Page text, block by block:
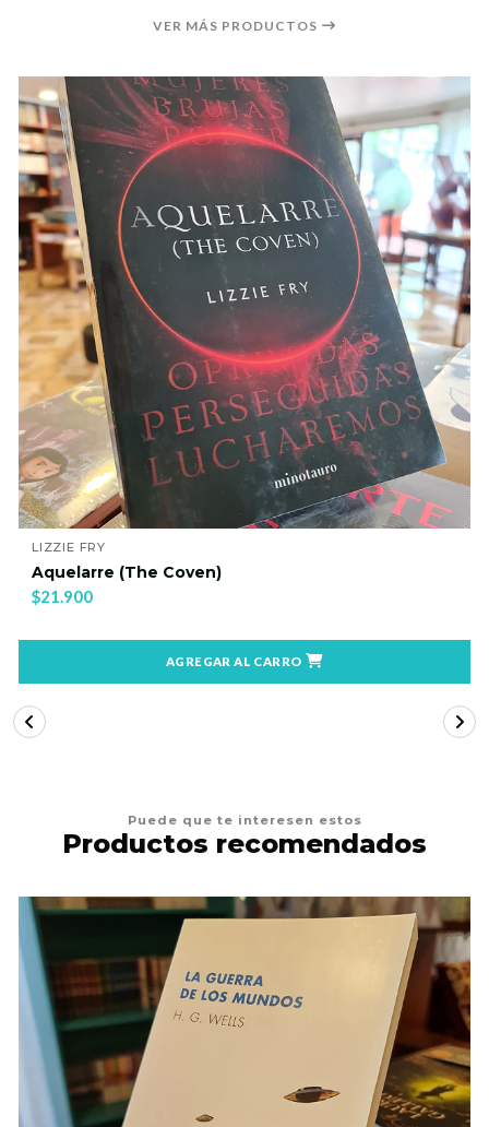
VER MÁS PRODUCTOS
LIZZIE FRY
Aquelarre (The Coven)
$21.900
AGREGAR AL CARRO
Puede que te interesen estos
Productos recomendados